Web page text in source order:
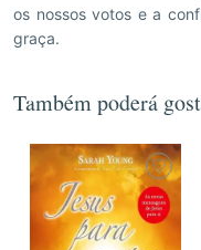
os nossos votos e a
graça.
Também poderá